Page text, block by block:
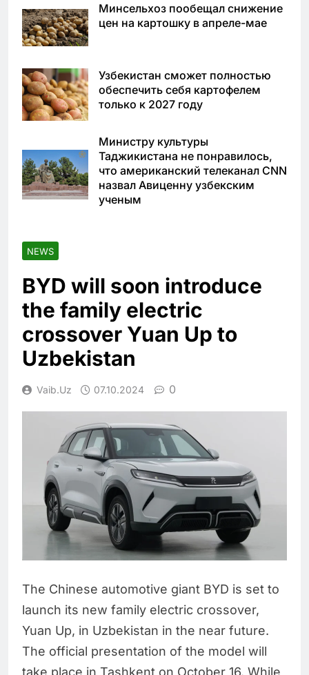
Минсельхоз пообещал снижение
цен на картошку в апреле-мае
Узбекистан сможет полностью
обеспечить себя картофелем
только к 2027 году
Министру культуры
Таджикистана не понравилось,
что американский телеканал CNN
назвал Авиценну узбекским
ученым
NEWS
BYD will soon introduce
the family electric
crossover Yuan Up to
Uzbekistan
Vaib.uz 07.10.2024 0
The Chinese automotive giant BYD is set to
launch its new family electric crossover,
Yuan Up, in Uzbekistan in the near future.
The official presentation of the model will
take place in Tashkent on October 16. While